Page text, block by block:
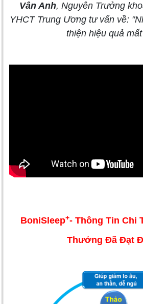
Vân Anh, Nguyên Trưởng
YHCT Trung Ương tư vấn về:
thiện hiệu quả
BoniSleep+- Thông Tin Chi
Thưởng Đã Đạt